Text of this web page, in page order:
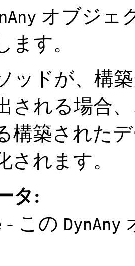
オブジェ
ます。
ッドが、構
される場合
構築された
されます。
タ:
- この DynAny